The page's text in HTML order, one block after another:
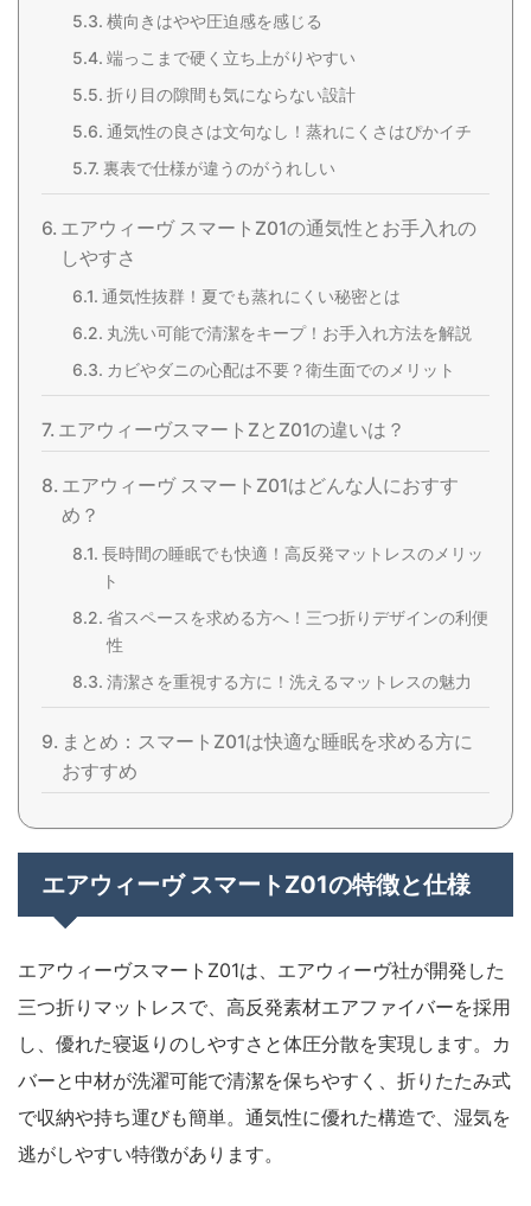
横向きはやや圧迫感を感じる
端っこまで硬く立ち上がりやすい
折り目の隙間も気にならない設計
通気性の良さは文句なし！蒸れにくさはぴかイチ
裏表で仕様が違うのがうれしい
エアウィーヴ スマートZ01の通気性とお手入れの
しやすさ
通気性抜群！夏でも蒸れにくい秘密とは
丸洗い可能で清潔をキープ！お手入れ方法を解説
カビやダニの心配は不要？衛生面でのメリット
エアウィーヴスマートZとZ01の違いは？
エアウィーヴ スマートZ01はどんな人におすす
め？
長時間の睡眠でも快適！高反発マットレスのメリッ
ト
省スペースを求める方へ！三つ折りデザインの利便
性
清潔さを重視する方に！洗えるマットレスの魅力
まとめ：スマートZ01は快適な睡眠を求める方に
おすすめ
エアウィーヴ スマートZ01の特徴と仕様
エアウィーヴスマートZ01は、エアウィーヴ社が開発した
三つ折りマットレスで、高反発素材エアファイバーを採用
し、優れた寝返りのしやすさと体圧分散を実現します。カ
バーと中材が洗濯可能で清潔を保ちやすく、折りたたみ式
で収納や持ち運びも簡単。通気性に優れた構造で、湿気を
逃がしやすい特徴があります。